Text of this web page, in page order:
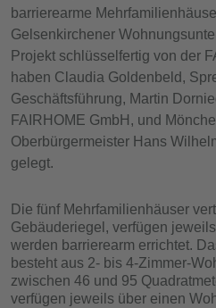
barrierearme
Gelsenkirchener
Projekt schlüsselfertig von der
haben Claudia Goldenbeld,
Geschäftsführung, Martin
FAIRHOME GmbH, und
Oberbürgermeister Hans
gelegt.
Die fünf Mehrfamilienhäuser
Gebäuderiegel, verfügen
werden barrierearm errichtet.
besteht aus 2- bis 4-Zimmer-
zwischen 46 und 95
verfügen jeweils über einen